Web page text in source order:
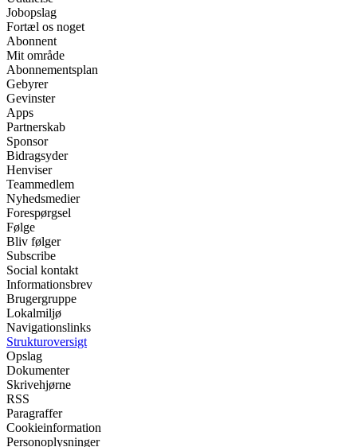
Jobopslag
Fortæl os noget
Abonnent
Mit område
Abonnementsplan
Gebyrer
Gevinster
Apps
Partnerskab
Sponsor
Bidragsyder
Henviser
Teammedlem
Nyhedsmedier
Forespørgsel
Følge
Bliv følger
Subscribe
Social kontakt
Informationsbrev
Brugergruppe
Lokalmiljø
Navigationslinks
Strukturoversigt
Opslag
Dokumenter
Skrivehjørne
RSS
Paragraffer
Cookieinformation
Personoplysninger